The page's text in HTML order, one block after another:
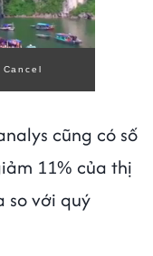
Cancel
cũng có số
11% của thị
so với quý